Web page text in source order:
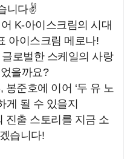
니다✌️
K-아이스크림의 시대
아이스크림 메로나!
로벌한 스케일의 사랑
을까요?
준호에 이어 ‘두 유 노
게 될 수 있을지
진출 스토리를 지금 소
습니다!